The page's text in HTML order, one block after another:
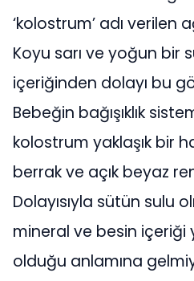
‘kolostrum’ adı verilen
Koyu sarı ve yoğun bir
içeriğinden dolayı bu
Bebeğin bağışıklık
kolostrum yaklaşık bir
berrak ve açık beyaz
Dolayısıyla sütün sulu
mineral ve besin içeriği
olduğu anlamına